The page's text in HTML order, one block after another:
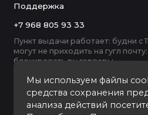
Мы используем файлы
средства сохранения
анализа действий
Поддержка
+7 968 805 93 33
Пункт выдачи работает: будни с
могут не приходить на гугл почту:
блокировать ру серверы